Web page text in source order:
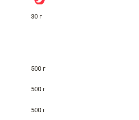
30 г
500 г
500 г
500 г